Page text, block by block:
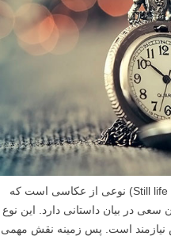
عکاسی اجسام بی جان (Still life photography) نوعی از عکاسی است که
در بیان داستانی دارد. این نوع
است. پس زمینه نقش مهمی